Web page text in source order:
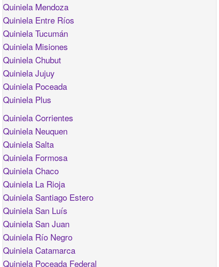
Quiniela Mendoza
Quiniela Entre Ríos
Quiniela Tucumán
Quiniela Misiones
Quiniela Chubut
Quiniela Jujuy
Quiniela Poceada
Quiniela Plus
Quiniela Corrientes
Quiniela Neuquen
Quiniela Salta
Quiniela Formosa
Quiniela Chaco
Quiniela La Rioja
Quiniela Santiago Estero
Quiniela San Luís
Quiniela San Juan
Quiniela Río Negro
Quiniela Catamarca
Quiniela Poceada Federal